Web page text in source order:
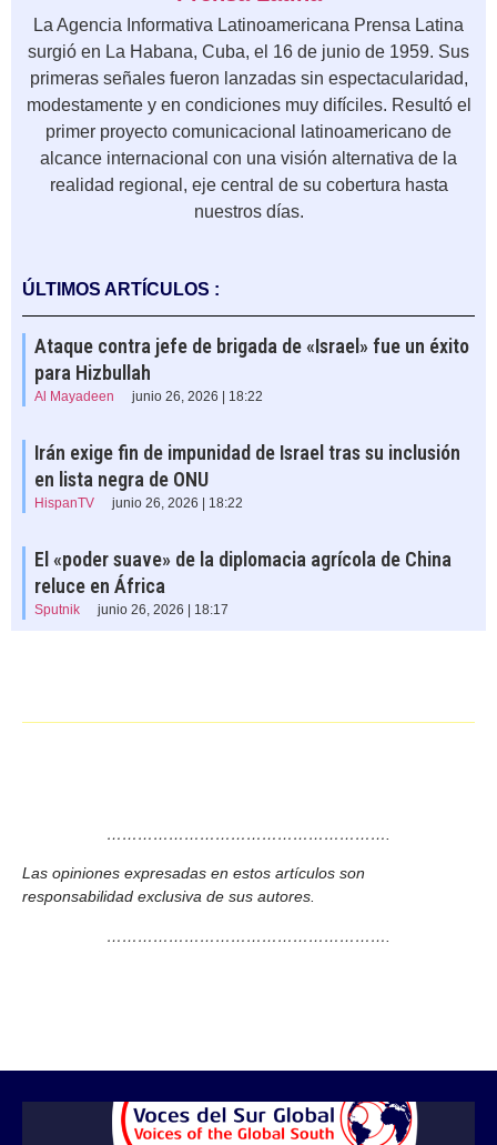
La Agencia Informativa Latinoamericana Prensa Latina
surgió en La Habana, Cuba, el 16 de junio de 1959. Sus
primeras señales fueron lanzadas sin espectacularidad,
modestamente y en condiciones muy difíciles. Resultó el
primer proyecto comunicacional latinoamericano de
alcance internacional con una visión alternativa de la
realidad regional, eje central de su cobertura hasta
nuestros días.
ÚLTIMOS ARTÍCULOS :
Ataque contra jefe de brigada de «Israel» fue un éxito
para Hizbullah
Al Mayadeen junio 26, 2026 | 18:22
Irán exige fin de impunidad de Israel tras su inclusión
en lista negra de ONU
HispanTV junio 26, 2026 | 18:22
El «poder suave» de la diplomacia agrícola de China
reluce en África
Sputnik junio 26, 2026 | 18:17
……………………………………………….
Las opiniones expresadas en estos artículos son
responsabilidad exclusiva de sus autores.
……………………………………………….